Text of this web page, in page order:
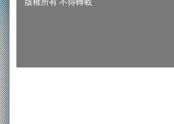
版權所有 不得轉載